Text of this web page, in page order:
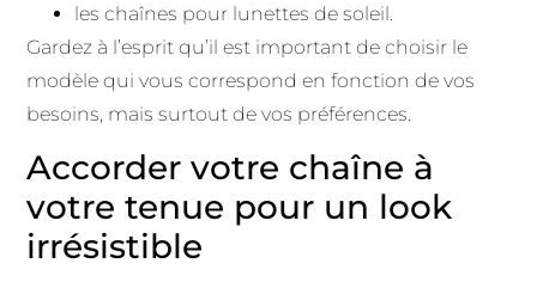
les chaînes pour lunettes de soleil.
Gardez à l’esprit qu’il est important de choisir le
modèle qui vous correspond en fonction de vos
besoins, mais surtout de vos préférences.
Accorder votre chaîne à
votre tenue pour un look
irrésistible